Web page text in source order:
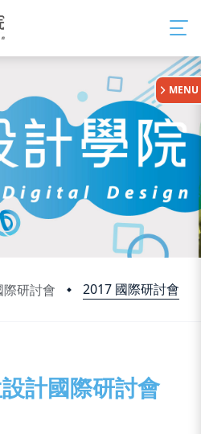
際研討會 2017 國際研討會
MENU
計國際研討會